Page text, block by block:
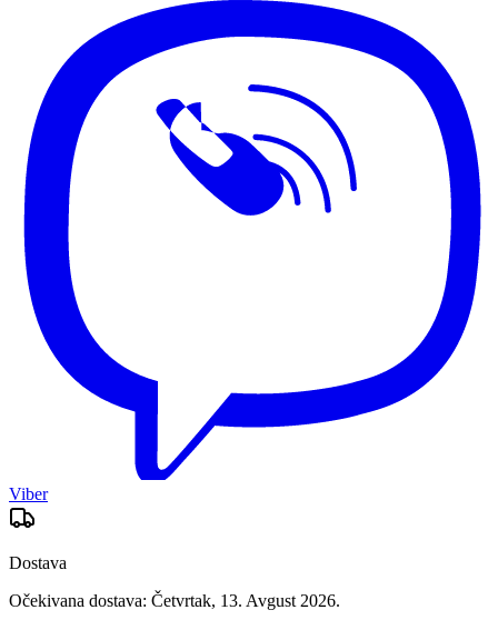
Viber
Dostava
Očekivana dostava: Četvrtak, 13. Avgust 2026.